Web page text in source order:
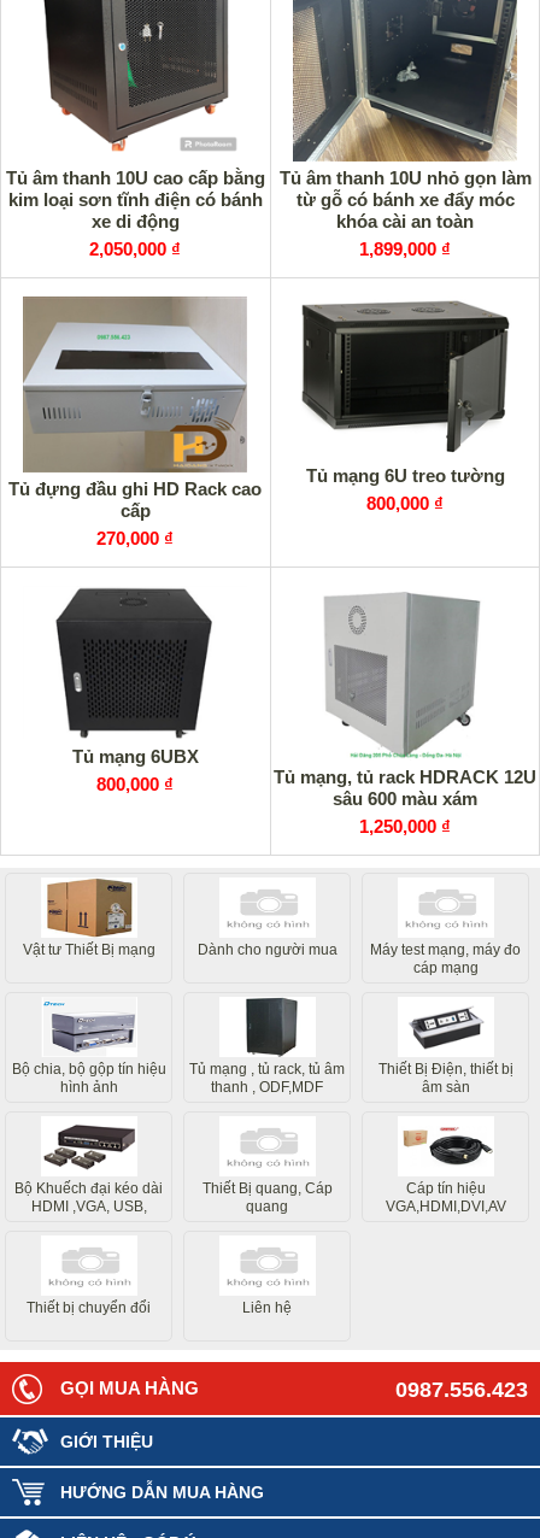
Tủ âm thanh 10U cao cấp bằng
kim loại sơn tĩnh điện có bánh
xe di động
2,050,000 ₫
Tủ âm thanh 10U nhỏ gọn làm
từ gỗ có bánh xe đẩy móc
khóa cài an toàn
1,899,000 ₫
Tủ đựng đầu ghi HD Rack cao
cấp
270,000 ₫
Tủ mạng 6U treo tường
800,000 ₫
Tủ mạng 6UBX
800,000 ₫
Tủ mạng, tủ rack HDRACK 12U
sâu 600 màu xám
1,250,000 ₫
Vật tư Thiết Bị mạng Dành cho người mua
Máy test mạng, máy đo
cáp mạng
Bộ chia, bộ gộp tín hiệu
hình ảnh
Tủ mạng , tủ rack, tủ âm
thanh , ODF,MDF
Thiết Bị Điện, thiết bị
âm sàn
Bộ Khuếch đại kéo dài
HDMI ,VGA, USB,
Thiết Bị quang, Cáp
quang
Cáp tín hiệu
VGA,HDMI,DVI,AV
Thiết bị chuyển đổi Liên hệ
0987.556.423
GỌI MUA HÀNG
GIỚI THIỆU
HƯỚNG DẪN MUA HÀNG